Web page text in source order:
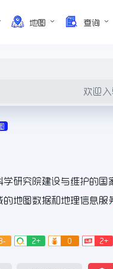
地图 查询
欢迎入
学研究院建设与维护的国
的地图数据和地理信息服
2+ 0 2+